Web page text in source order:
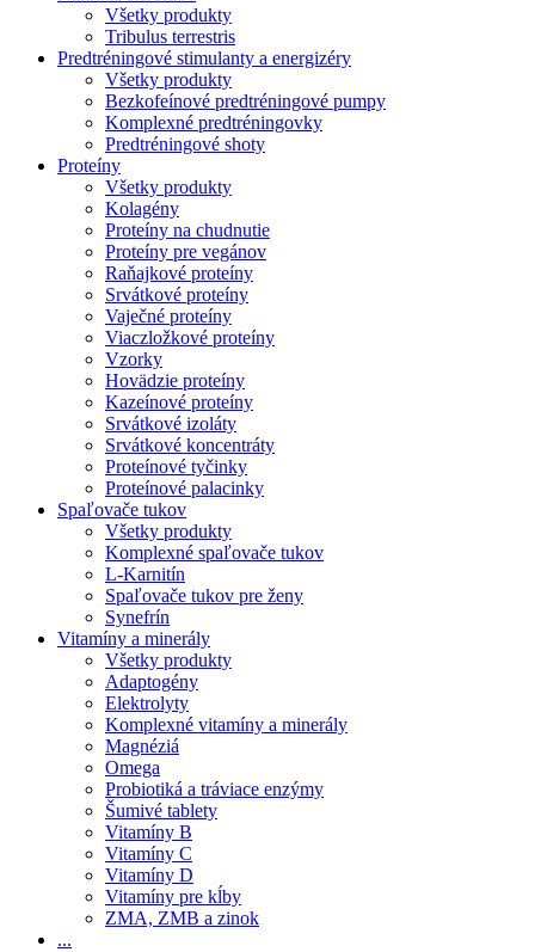
Všetky produkty
Tribulus terrestris
Predtréningové stimulanty a energizéry
Všetky produkty
Bezkofeínové predtréningové pumpy
Komplexné predtréningovky
Predtréningové shoty
Proteíny
Všetky produkty
Kolagény
Proteíny na chudnutie
Proteíny pre vegánov
Raňajkové proteíny
Srvátkové proteíny
Vaječné proteíny
Viaczložkové proteíny
Vzorky
Hovädzie proteíny
Kazeínové proteíny
Srvátkové izoláty
Srvátkové koncentráty
Proteínové tyčinky
Proteínové palacinky
Spaľovače tukov
Všetky produkty
Komplexné spaľovače tukov
L-Karnitín
Spaľovače tukov pre ženy
Synefrín
Vitamíny a minerály
Všetky produkty
Adaptogény
Elektrolyty
Komplexné vitamíny a minerály
Magnéziá
Omega
Probiotiká a tráviace enzýmy
Šumivé tablety
Vitamíny B
Vitamíny C
Vitamíny D
Vitamíny pre kĺby
ZMA, ZMB a zinok
...